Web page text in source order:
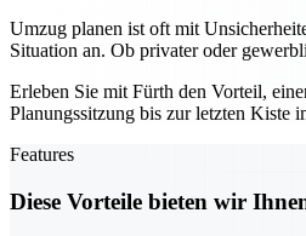
Umzug planen ist oft mit
Situation an. Ob privater oder
Erleben Sie mit Fürth den Vorteil,
Planungssitzung bis zur letzten Kiste
Features
Diese Vorteile bieten wir